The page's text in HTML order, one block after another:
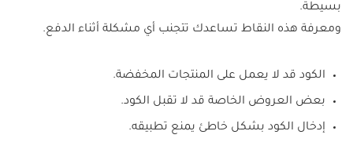
بسيطة.
ومعرفة هذه النقاط تساعدك تتجنب أي مشكلة أثناء الدفع.
الكود قد لا يعمل على المنتجات المخفضة.
بعض العروض الخاصة قد لا تقبل الكود.
إدخال الكود بشكل خاطئ يمنع تطبيقه.